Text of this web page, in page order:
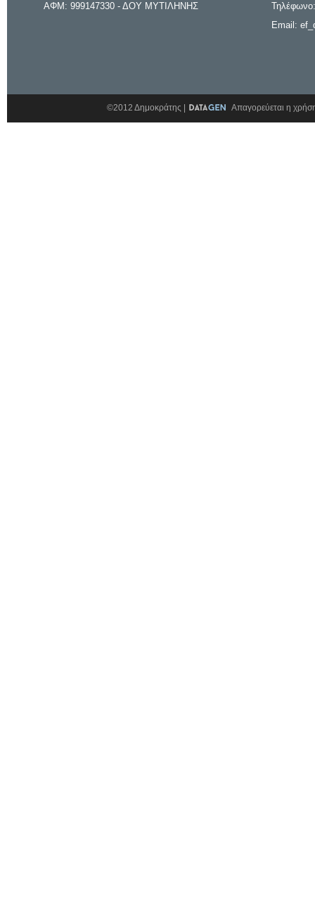
ΑΦΜ: 999147330 - ΔΟΥ ΜΥΤΙΛΗΝΗΣ
Email:
©2012 Δημοκράτης | Απαγορεύεται η